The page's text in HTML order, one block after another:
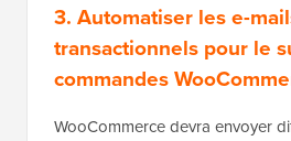
3. Automatiser les e-
transactionnels pour le
commandes
WooCommerce devra envoyer